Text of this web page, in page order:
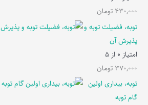
430,000 تومان
توبه، فضیلت توبه و
پذیرش آن
امتیاز 0 از 5
370,000 تومان
توبه، بیداری اولین
گام توبه